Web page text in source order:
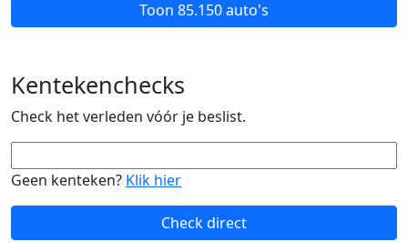
Toon 85.150 auto's
Kentekenchecks
Check het verleden vóór je beslist.
Geen kenteken? Klik hier
Check direct